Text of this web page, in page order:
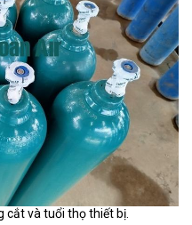
cắt và tuổi thọ thiết bị.